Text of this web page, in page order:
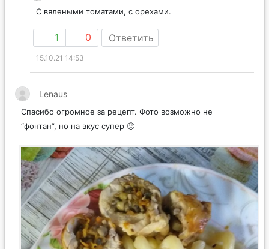
С вялеными томатами, с орехами.
1 0 Ответить
15.10.21 14:53
Lenaus
Спасибо огромное за рецепт. Фото возможно не
“фонтан”, но на вкус супер 🙂